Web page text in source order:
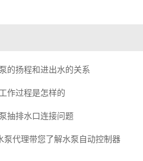
的扬程和进出水的关系
作过程是怎样的
抽排水口连接问题
泵代理带您了解水泵自动控制器